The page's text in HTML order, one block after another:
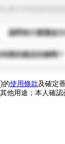
請問有什麼運送方
有新的產品目錄嗎？
的使用條款及確定
他用途；本人確